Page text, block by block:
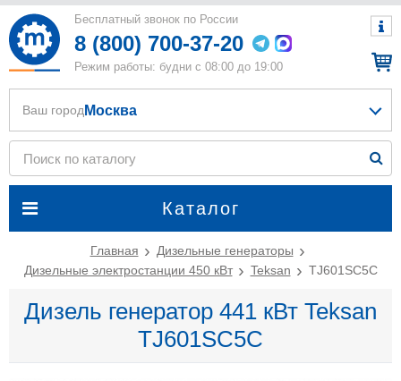
Бесплатный звонок по России
8 (800) 700-37-20
Режим работы: будни с 08:00 до 19:00
Каталог
Ваш город Москва
Главная
Дизельные генераторы
Дизельные электростанции 450 кВт
Teksan TJ601SC5C
Дизель генератор 441 кВт Teksan
TJ601SC5C